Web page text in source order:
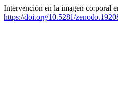
Intervención en la imagen corporal
https://doi.org/10.5281/